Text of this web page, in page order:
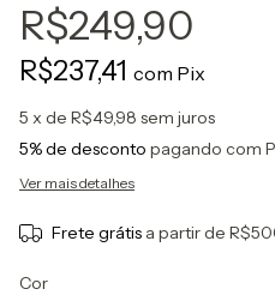
R$249,90
R$237,41 com Pix
5 x de R$49,98 sem juros
5% de desconto pagando com
Ver mais detalhes
Frete grátis a partir de
Cor